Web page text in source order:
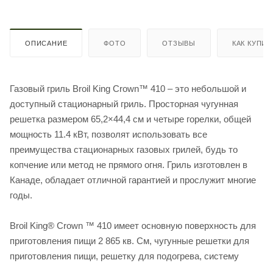
ОПИСАНИЕ ФОТО ОТЗЫВЫ КАК
Газовый гриль Broil King Crown™ 410 – это небольшой и
доступный стационарный гриль. Просторная чугунная
решетка размером 65,2×44,4 см и четыре горелки, общей
мощность 11.4 кВт, позволят использовать все
преимущества стационарных газовых грилей, будь то
копчение или метод не прямого огня. Гриль изготовлен в
Канаде, обладает отличной гарантией и прослужит многие
годы.
Broil King® Crown ™ 410 имеет основную поверхность для
приготовления пищи 2 865 кв. См, чугунные решетки для
приготовления пищи, решетку для подогрева, систему